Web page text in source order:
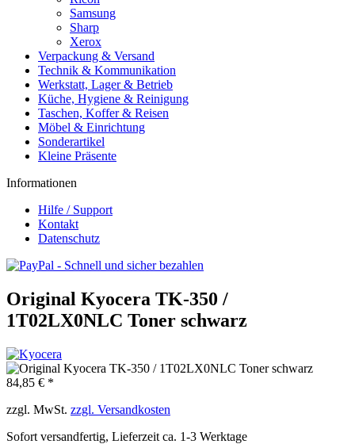
Samsung
Sharp
Xerox
Verpackung & Versand
Technik & Kommunikation
Werkstatt, Lager & Betrieb
Küche, Hygiene & Reinigung
Taschen, Koffer & Reisen
Möbel & Einrichtung
Sonderartikel
Kleine Präsente
Informationen
Hilfe / Support
Kontakt
Datenschutz
Original Kyocera TK-350 /
1T02LX0NLC Toner schwarz
84,85 € *
zzgl. MwSt. zzgl. Versandkosten
Sofort versandfertig, Lieferzeit ca. 1-3 Werktage